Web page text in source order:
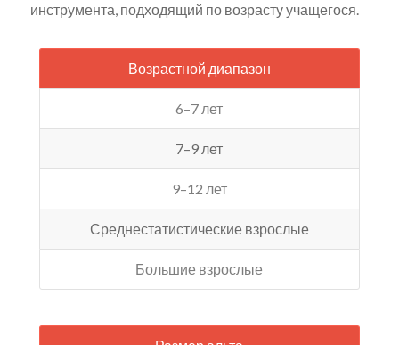
инструмента, подходящий по возрасту учащегося.
Возрастной диапазон
6–7 лет
7–9 лет
9–12 лет
Среднестатистические взрослые
Большие взрослые